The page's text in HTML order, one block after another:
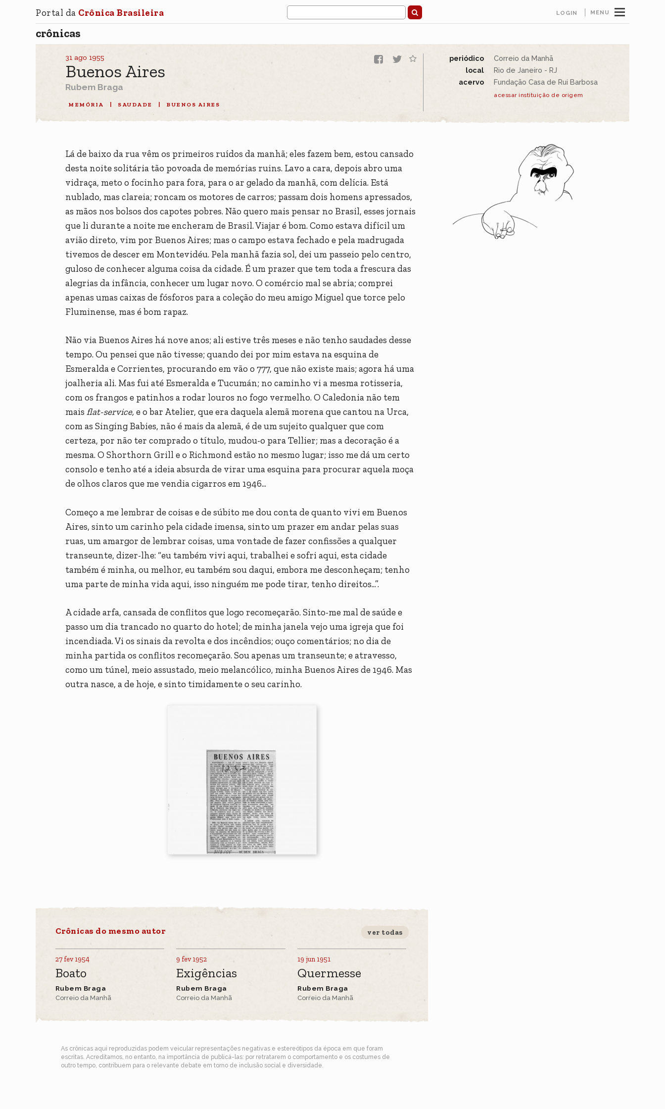
MENU
Portal da Crônica Brasileira LOGIN
crônicas
31 ago 1955
Buenos Aires
Rubem Braga
MEMÓRIA SAUDADE BUENOS AIRES
periódico
Correio da Manhã
local
Rio de Janeiro - RJ
acervo
Fundação Casa de Rui Barbosa
acessar instituição de origem
Lá de baixo da rua vêm os primeiros ruídos da manhã; eles fazem bem, estou cansado
desta noite solitária tão povoada de memórias ruins. Lavo a cara, depois abro uma
vidraça, meto o focinho para fora, para o ar gelado da manhã, com delícia. Está
nublado, mas clareia; roncam os motores de carros; passam dois homens apressados,
as mãos nos bolsos dos capotes pobres. Não quero mais pensar no Brasil, esses jornais
que li durante a noite me encheram de Brasil. Viajar é bom. Como estava difícil um
avião direto, vim por Buenos Aires; mas o campo estava fechado e pela madrugada
tivemos de descer em Montevidéu. Pela manhã fazia sol, dei um passeio pelo centro,
guloso de conhecer alguma coisa da cidade. É um prazer que tem toda a frescura das
alegrias da infância, conhecer um lugar novo. O comércio mal se abria; comprei
apenas umas caixas de fósforos para a coleção do meu amigo Miguel que torce pelo
Fluminense, mas é bom rapaz.
Não via Buenos Aires há nove anos; ali estive três meses e não tenho saudades desse
tempo. Ou pensei que não tivesse; quando dei por mim estava na esquina de
Esmeralda e Corrientes, procurando em vão o 777, que não existe mais; agora há uma
joalheria ali. Mas fui até Esmeralda e Tucumán; no caminho vi a mesma rotisseria,
com os frangos e patinhos a rodar louros no fogo vermelho. O Caledonia não tem
mais flat-service, e o bar Atelier, que era daquela alemã morena que cantou na Urca,
com as Singing Babies, não é mais da alemã, é de um sujeito qualquer que com
certeza, por não ter comprado o título, mudou-o para Tellier; mas a decoração é a
mesma. O Shorthorn Grill e o Richmond estão no mesmo lugar; isso me dá um certo
consolo e tenho até a ideia absurda de virar uma esquina para procurar aquela moça
de olhos claros que me vendia cigarros em 1946...
Começo a me lembrar de coisas e de súbito me dou conta de quanto vivi em Buenos
Aires, sinto um carinho pela cidade imensa, sinto um prazer em andar pelas suas
ruas, um amargor de lembrar coisas, uma vontade de fazer confissões a qualquer
transeunte, dizer-lhe: “eu também vivi aqui, trabalhei e sofri aqui, esta cidade
também é minha, ou melhor, eu também sou daqui, embora me desconheçam; tenho
uma parte de minha vida aqui, isso ninguém me pode tirar, tenho direitos...”.
A cidade arfa, cansada de conflitos que logo recomeçarão. Sinto-me mal de saúde e
passo um dia trancado no quarto do hotel; de minha janela vejo uma igreja que foi
incendiada. Vi os sinais da revolta e dos incêndios; ouço comentários; no dia de
minha partida os conflitos recomeçarão. Sou apenas um transeunte; e atravesso,
como um túnel, meio assustado, meio melancólico, minha Buenos Aires de 1946. Mas
outra nasce, a de hoje, e sinto timidamente o seu carinho.
Crônicas do mesmo autor ver todas
27 fev 1954
Boato
Rubem Braga
Correio da Manhã
9 fev 1952
Exigências
Rubem Braga
Correio da Manhã
19 jun 1951
Quermesse
Rubem Braga
Correio da Manhã
As crônicas aqui reproduzidas podem veicular representações negativas e estereótipos da época em que foram
escritas. Acreditamos, no entanto, na importância de publicá-las: por retratarem o comportamento e os costumes de
outro tempo, contribuem para o relevante debate em torno de inclusão social e diversidade.